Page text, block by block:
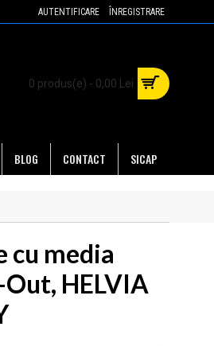
AUTENTIFICARE ÎNREGISTRARE
0 produs(e) - 0,00 Lei
SICAP
CONTACT
BLOG
cu media
HELVIA